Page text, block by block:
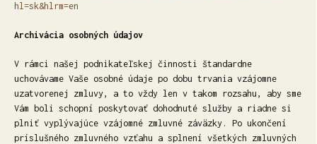
hl=sk&hlrm=en
Archivácia osobných údajov
V rámci našej podnikateľskej činnosti štandardne
uchovávame Vaše osobné údaje po dobu trvania vzájomne
uzatvorenej zmluvy, a to vždy len v takom rozsahu, aby sme
Vám boli schopní poskytovať dohodnuté služby a riadne si
plniť vyplývajúce vzájomné zmluvné záväzky. Po ukončení
príslušného zmluvného vzťahu a splnení všetkých zmluvných